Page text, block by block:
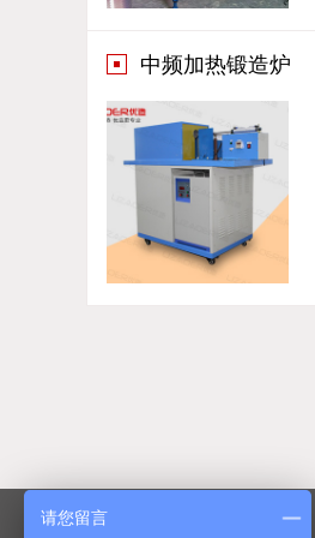
中频加热锻造炉
请您留言